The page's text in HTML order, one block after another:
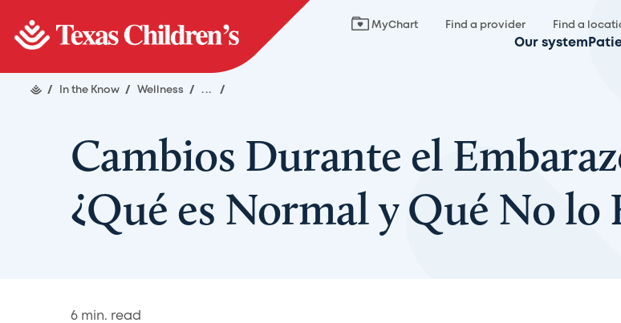
MyChart Find a provider Find a
Our system
/ In the Know / Wellness / ... /
Cambios Durante el
¿Qué es Normal y Qué No lo
6 min. read